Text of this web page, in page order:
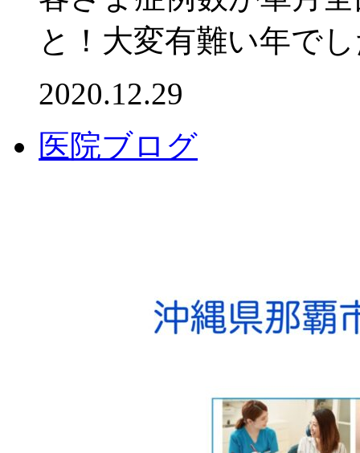
と！大変有難い年で
2020.12.29
医院ブログ